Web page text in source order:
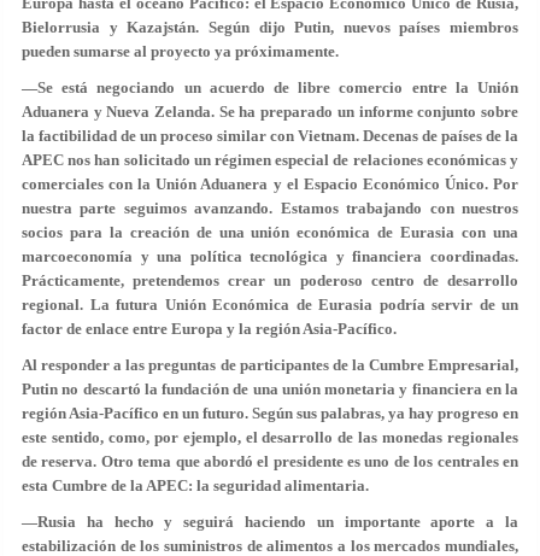
Bielorrusia y Kazajstán. Según dijo Putin, nuevos países miembros
pueden sumarse al proyecto ya próximamente.
—Se está negociando un acuerdo de libre comercio entre la Unión
Aduanera y Nueva Zelanda. Se ha preparado un informe conjunto sobre
la factibilidad de un proceso similar con Vietnam. Decenas de países de la
APEC nos han solicitado un régimen especial de relaciones económicas y
comerciales con la Unión Aduanera y el Espacio Económico Único. Por
nuestra parte seguimos avanzando. Estamos trabajando con nuestros
socios para la creación de una unión económica de Eurasia con una
marcoeconomía y una política tecnológica y financiera coordinadas.
Prácticamente, pretendemos crear un poderoso centro de desarrollo
regional. La futura Unión Económica de Eurasia podría servir de un
factor de enlace entre Europa y la región Asia-Pacífico.
Al responder a las preguntas de participantes de la Cumbre Empresarial,
Putin no descartó la fundación de una unión monetaria y financiera en la
región Asia-Pacífico en un futuro. Según sus palabras, ya hay progreso en
este sentido, como, por ejemplo, el desarrollo de las monedas regionales
de reserva. Otro tema que abordó el presidente es uno de los centrales en
esta Cumbre de la APEC: la seguridad alimentaria.
—Rusia ha hecho y seguirá haciendo un importante aporte a la
estabilización de los suministros de alimentos a los mercados mundiales,